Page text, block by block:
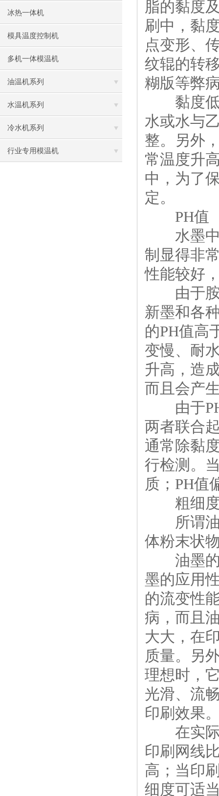
冰热一体机
模具温度控制机
多机一体模温机
油温机系列
水温机系列
冷水机系列
行业专用模温机
脂的黏度
刷中，黏
点变形、
纹辊的转
糊版等弊
黏度低
水或水与
整。另外
常温度升
中，为了
定。
PH值
水墨中
制显得非
性能较好
由于胺
新墨和各
的PH值高
变慢、耐
升高，造
而且会产
由于PH
两者联合
通常除黏
行检测。
质；PH值
粗细
所谓油
体粉末状
油墨的
墨的应用
的流变性
病，而且
大大，在
质量。另
理想时，
光滑、流
印刷效果
在实际
印刷网线
高；当印
细度可适